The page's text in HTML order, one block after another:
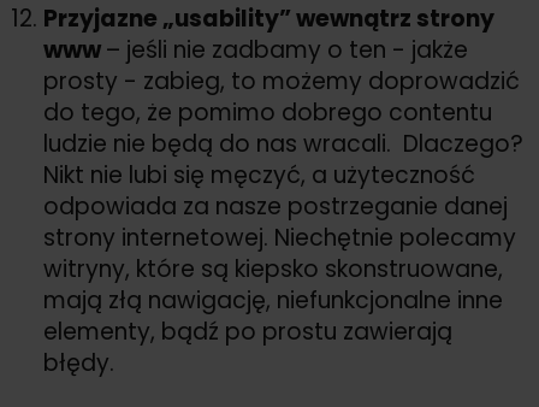
Przyjazne „usability” wewnątrz strony
www– jeśli nie zadbamy o ten - jakże
prosty - zabieg, to możemy doprowadzić
do tego, że pomimo dobrego contentu
ludzie nie będą do nas wracali. Dlaczego?
Nikt nie lubi się męczyć, a użyteczność
odpowiada za nasze postrzeganie danej
strony internetowej. Niechętnie polecamy
witryny, które są kiepsko skonstruowane,
mają złą nawigację, niefunkcjonalne inne
elementy, bądź po prostu zawierają
błędy.